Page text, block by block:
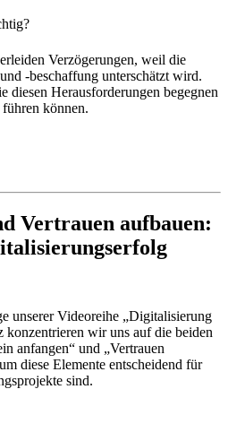
Verzögerungen, weil die
-beschaffung unterschätzt wird.
diesen Herausforderungen begegnen
können.
Vertrauen aufbauen:
unserer Videoreihe „Digitalisierung
konzentrieren wir uns auf die beiden
anfangen“ und „Vertrauen
diese Elemente entscheidend für
sind.